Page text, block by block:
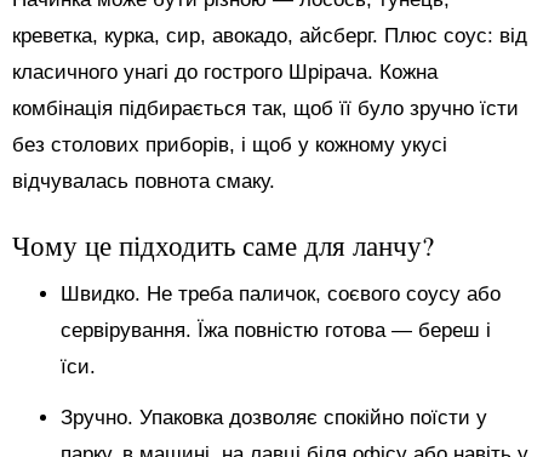
креветка, курка, сир, авокадо, айсберг. Плюс соус: від
класичного унагі до гострого Шрірача. Кожна
комбінація підбирається так, щоб її було зручно їсти
без столових приборів, і щоб у кожному укусі
відчувалась повнота смаку.
Чому це підходить саме для ланчу?
Швидко. Не треба паличок, соєвого соусу або
сервірування. Їжа повністю готова — береш і
їси.
Зручно. Упаковка дозволяє спокійно поїсти у